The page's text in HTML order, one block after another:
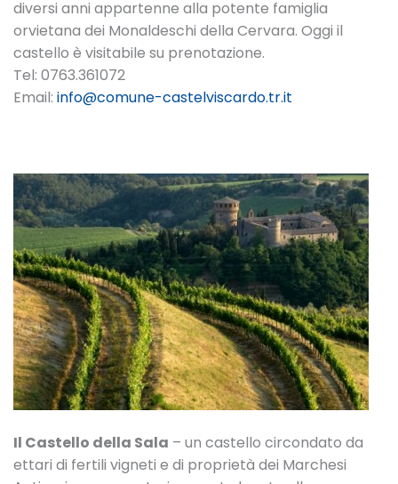
diversi anni appartenne alla potente famiglia
orvietana dei Monaldeschi della Cervara. Oggi il
castello è visitabile su prenotazione.
Tel: 0763.361072
Email: info@comune-castelviscardo.tr.it
Il Castello della Sala – un castello circondato da
ettari di fertili vigneti e di proprietà dei Marchesi